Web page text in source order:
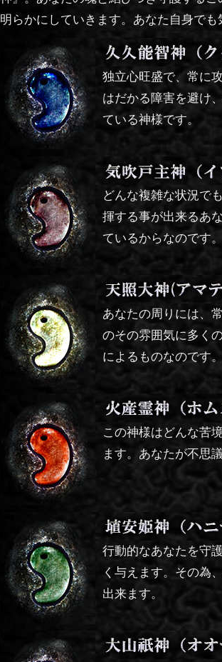
明らかにしていきます。あなた自身で
独立心旺盛で、常に
はだかる障害を避け
ている神様です。
どんな複雑な状況で
揮する事が出来るあ
ているからなのです。
あなたの周りには、
のその雰囲気に多く
によるものなのです。
この神様はどんな苦
ます。あなたが不思
行動的なあなたを守
く与えます。その為
出来ます。